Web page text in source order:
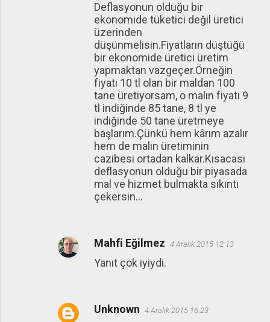
Deflasyonun olduğu bir
ekonomide tüketici değil üretici
üzerinden
düşünmelisin.Fiyatların düştüğü
bir ekonomide üretici üretim
yapmaktan vazgeçer.Örneğin
fiyatı 10 tl olan bir maldan 100
tane üretiyorsam, o malın fiyatı 9
tl indiğinde 85 tane, 8 tl ye
indiğinde 50 tane üretmeye
başlarım.Çünkü hem kârım azalır
hem de malın üretiminin
cazibesi ortadan kalkar.Kısacası
deflasyonun olduğu bir piyasada
mal ve hizmet bulmakta sıkıntı
çekersin...
Mahfi Eğilmez 4 Aralık 2015 12:13
Yanıt çok iyiydi.
Unknown 4 Aralık 2015 16:23